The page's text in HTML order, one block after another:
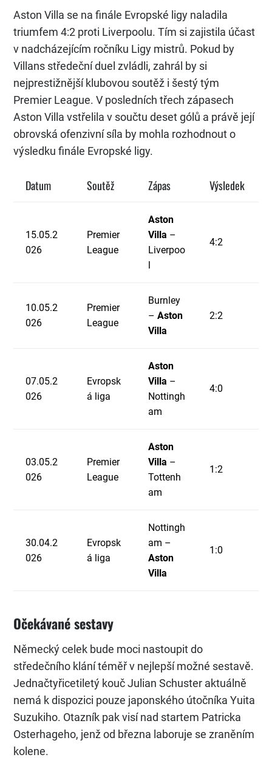
Aston Villa se na finále Evropské ligy naladila
triumfem 4:2 proti Liverpoolu. Tím si zajistila účast
v nadcházejícím ročníku Ligy mistrů. Pokud by
Villans středeční duel zvládli, zahrál by si
nejprestižnější klubovou soutěž i šestý tým
Premier League. V posledních třech zápasech
Aston Villa vstřelila v součtu deset gólů a právě její
obrovská ofenzivní síla by mohla rozhodnout o
výsledku finále Evropské ligy.
Datum Soutěž Zápas Výsledek
15.05.2
026
Premier
League
Aston
Villa –
Liverpoo
4:2
10.05.2
026
Premier
League
Burnley
– Aston
Villa
2:2
07.05.2
026
Evropsk
á liga
Aston
Villa –
Nottingh
am
4:0
03.05.2
026
Premier
League
Aston
Villa –
Tottenh
am
1:2
30.04.2
026
Evropsk
á liga
Nottingh
am –
Aston
Villa
1:0
Očekávané sestavy
Německý celek bude moci nastoupit do
středečního klání téměř v nejlepší možné sestavě.
Jednačtyřicetiletý kouč Julian Schuster aktuálně
nemá k dispozici pouze japonského útočníka Yuita
Suzukiho. Otazník pak visí nad startem Patricka
Osterhageho, jenž od března laboruje se zraněním
kolene.